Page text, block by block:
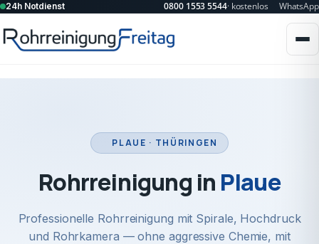
24h Notdienst 0800 1553 5544· kostenlos WhatsApp
PLAUE · THÜRINGEN
Rohrreinigung in Plaue
Professionelle Rohrreinigung mit Spirale, Hochdruck
und Rohrkamera — ohne aggressive Chemie, mit